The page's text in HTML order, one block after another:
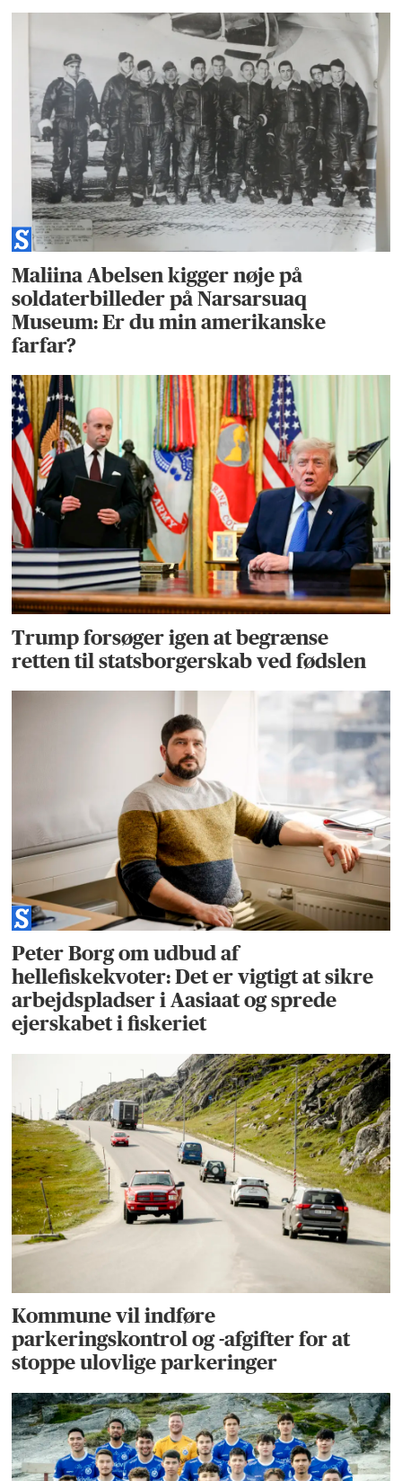
Maliina Abelsen kigger nøje på
soldaterbilleder på Narsarsuaq
Museum: Er du min amerikanske
farfar?
Trump forsøger igen at begrænse
retten til statsborgerskab ved fødslen
Peter Borg om udbud af
hellefiskekvoter: Det er vigtigt at sikre
arbejdspladser i Aasiaat og sprede
ejerskabet i fiskeriet
Kommune vil indføre
parkeringskontrol og -afgifter for at
stoppe ulovlige parkeringer